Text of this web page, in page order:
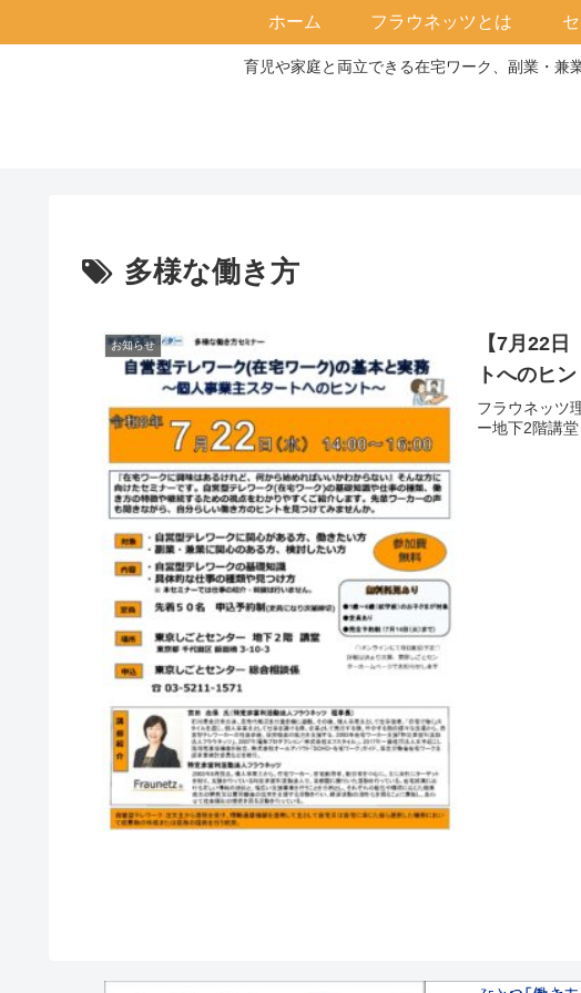
育児や家庭と両立できる在宅ワーク、副業・兼
ホーム フラウネッツとは
多様な働き方
お知らせ
【7月22
トへのヒン
フラウネッツ
ー地下2階講